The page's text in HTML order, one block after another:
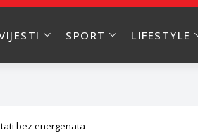
SPORT LIFESTYLE
bez energenata